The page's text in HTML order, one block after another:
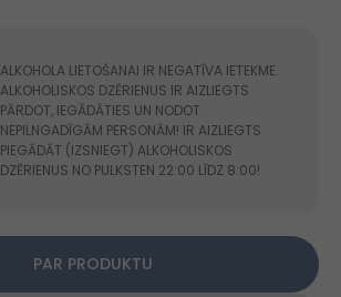
ALKOHOLA LIETOŠANAI IR NEGATĪVA IETEKME.
ALKOHOLISKOS DZĒRIENUS IR AIZLIEGTS
PĀRDOT, IEGĀDĀTIES UN NODOT
NEPILNGADĪGĀM PERSONĀM! IR AIZLIEGTS
PIEGĀDĀT (IZSNIEGT) ALKOHOLISKOS
DZĒRIENUS NO PULKSTEN 22:00 LĪDZ 8:00!
PAR PRODUKTU